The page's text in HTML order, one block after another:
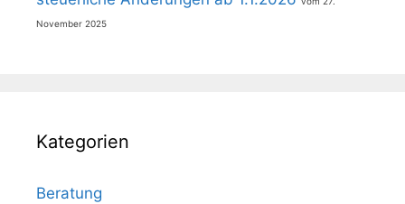
November 2025
Kategorien
Beratung